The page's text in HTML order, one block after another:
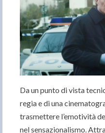
Da un punto di vista
regia e di una
trasmettere l’emotività
nel sensazionalismo.